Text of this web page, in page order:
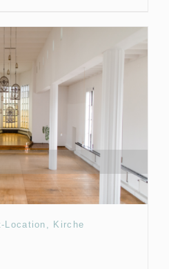
Location, Kirche